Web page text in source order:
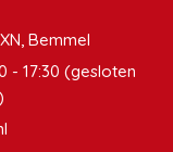
Bemmel
- 17:30 (gesloten